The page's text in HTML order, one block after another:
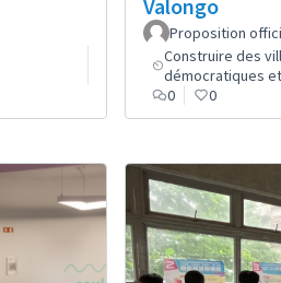
Valongo
Proposition
Construire des
démocratiques
0
0